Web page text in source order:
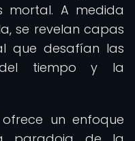
mortal. A medida
se revelan capas
que desafían las
del tiempo y la
ofrece un enfoque